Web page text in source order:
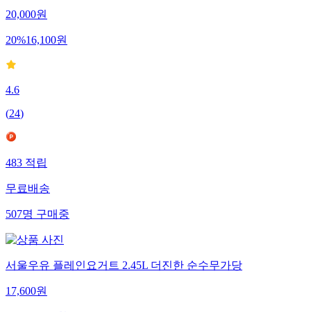
20,000원
20%16,100원
4.6
(24)
483적립
무료배송
507명구매중
서울우유 플레인요거트 2.45L 더진한 순수무가당
17,600원